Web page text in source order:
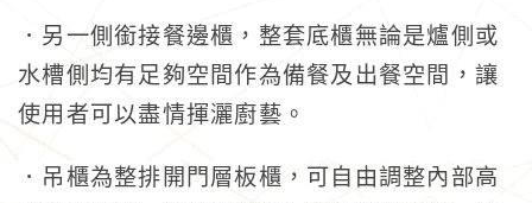
．另一側銜接餐邊櫃，整套底櫃無論是爐側或
水槽側均有足夠空間作為備餐及出餐空間，讓
使用者可以盡情揮灑廚藝。
．吊櫃為整排開門層板櫃，可自由調整內部高